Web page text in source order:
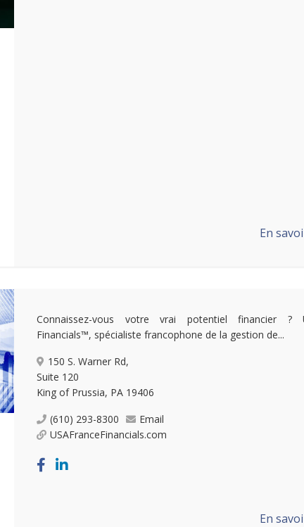
En
Connaissez-vous votre vrai potentiel financier ?
Financials™, spécialiste francophone de la gestion de...
150 S. Warner Rd,
Suite 120
King of Prussia, PA 19406
(610) 293-8300
Email
USAFranceFinancials.com
En